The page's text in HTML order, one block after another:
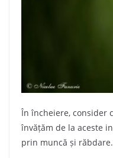
În încheiere, consider
învățăm de la aceste
prin muncă și răbdare.